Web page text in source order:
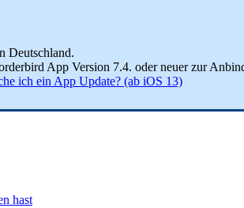
Deutschland.
App Version 7.4. oder neuer zur
ich ein App Update? (ab iOS 13)
hast